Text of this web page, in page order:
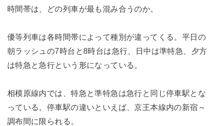
時間帯は、どの列車が最も混み合うのか。
優等列車は各時間帯によって種別が違ってくる。平日の
朝ラッシュの7時台と8時台は急行、日中は準特急、夕方
は特急と急行という形になっている。
相模原線内では、特急と準特急は急行と同じ停車駅とな
っている。停車駅の違いといえば、京王本線内の新宿～
調布間に限られる。